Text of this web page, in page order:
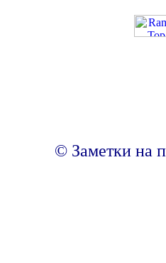
© Заметки на